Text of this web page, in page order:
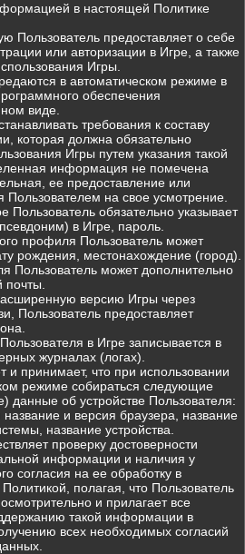
в настоящей Политике
Пользователь предоставляет о себе
или авторизации в Игре, а также
Игры.
в автоматическом режиме в
обеспечения
виде.
требования к составу
которая должна обязательно
Игры путем указания такой
информация не помечена
ее предоставление или
Пользователем на свое усмотрение.
Пользователь обязательно указывает
в Игре, пароль.
профиля Пользователь может
рождения, местонахождение (город).
Пользователь может дополнительно
почты.
версию Игры через
Пользователь предоставляет
в Игре записывается в
журналах (логах).
и принимает, что при использовании
режиме собираться следующие
данные об устройстве Пользователя:
и версия браузера, название
название устройства.
проверку достоверности
информации и наличия у
согласия на ее обработку в
полагая, что Пользователь
и прилагает все
такой информации в
всех необходимых согласий